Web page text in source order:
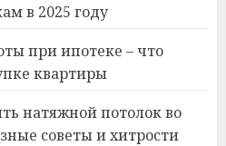
в 2025 году
при ипотеке – что
квартиры
натяжной потолок во
советы и хитрости